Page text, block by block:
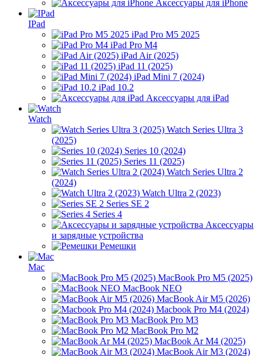
Аксессуары для iPhone
IPad
iPad Pro M5 2025
iPad Pro M4
iPad Air (2025)
iPad 11 (2025)
iPad Mini 7 (2024)
iPad 10.2
Аксессуары для iPad
Watch
Watch Series Ultra 3
(2025)
Series 10 (2024)
Series 11 (2025)
Watch Series Ultra 2
(2024)
Watch Ultra 2 (2023)
Series SE 2
Series 4
Аксессуары
и зарядные устройства
Ремешки
Mac
MacBook Pro M5 (2025)
MacBook NEO
MacBook Air M5 (2026)
Macbook Pro M4 (2024)
MacBook Pro M3
MacBook Pro M2
MacBook Ar M4 (2025)
MacBook Air M3 (2024)